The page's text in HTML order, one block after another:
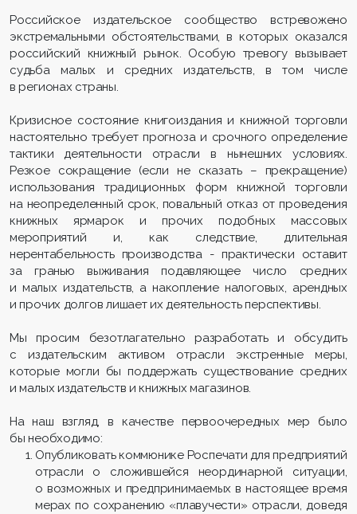
Российское издательское сообщество встревожено
экстремальными обстоятельствами, в которых оказался
российский книжный рынок. Особую тревогу вызывает
судьба малых и средних издательств, в том числе
в регионах страны.
Кризисное состояние книгоиздания и книжной торговли
настоятельно требует прогноза и срочного определение
тактики деятельности отрасли в нынешних условиях.
Резкое сокращение (если не сказать – прекращение)
использования традиционных форм книжной торговли
на неопределенный срок, повальный отказ от проведения
книжных ярмарок и прочих подобных массовых
мероприятий и, как следствие, длительная
нерентабельность производства - практически оставит
за гранью выживания подавляющее число средних
и малых издательств, а накопление налоговых, арендных
и прочих долгов лишает их деятельность перспективы.
Мы просим безотлагательно разработать и обсудить
с издательским активом отрасли экстренные меры,
которые могли бы поддержать существование средних
и малых издательств и книжных магазинов.
На наш взгляд, в качестве первоочередных мер было
бы необходимо:
Опубликовать коммюнике Роспечати для предприятий
отрасли о сложившейся неординарной ситуации,
о возможных и предпринимаемых в настоящее время
мерах по сохранению «плавучести» отрасли, доведя